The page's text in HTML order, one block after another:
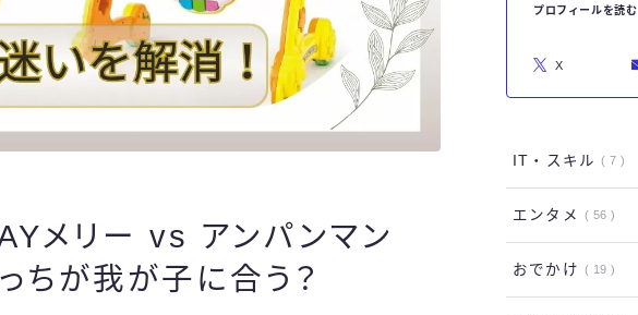
子育て
エンタメ
メリー vs アンパンマン
ちが我が子に合う？
プロフィールを読む
X
IT・スキル 7
エンタメ 56
おでかけ 19